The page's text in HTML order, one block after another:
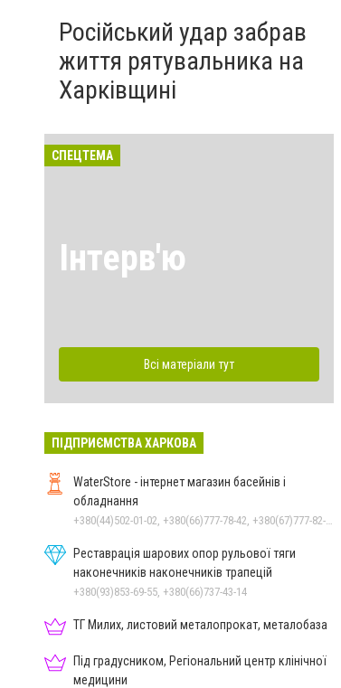
Російський удар забрав
життя рятувальника на
Харківщині
СПЕЦТЕМА
Інтерв'ю
Всі матеріали тут
ПІДПРИЄМСТВА ХАРКОВА
WaterStore - інтернет магазин басейнів і
обладнання
Реставрація шарових опор рульової тяги
наконечників наконечників трапецій
+380(93)853-69-55, +380(66)737-43-14
ТГ Милих, листовий металопрокат, металобаза
Під градусником, Регіональний центр клінічної
медицини